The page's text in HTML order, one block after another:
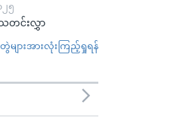
၂၅
တင်းလွှာ
ျားအားလုံးကြည့်ရှုရန်